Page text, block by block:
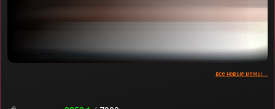
все новые мемы...